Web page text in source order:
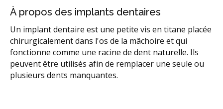
À propos des implants dentaires
Un implant dentaire est une petite vis en titane placée
chirurgicalement dans l'os de la mâchoire et qui
fonctionne comme une racine de dent naturelle. Ils
peuvent être utilisés afin de remplacer une seule ou
plusieurs dents manquantes.